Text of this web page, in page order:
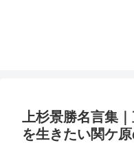
上杉景勝名言集
を生きたい関ケ